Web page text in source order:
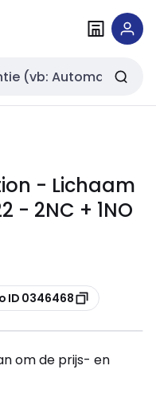
- Lichaam
- 2NC + 1NO
ID 0346468
om de prijs- en